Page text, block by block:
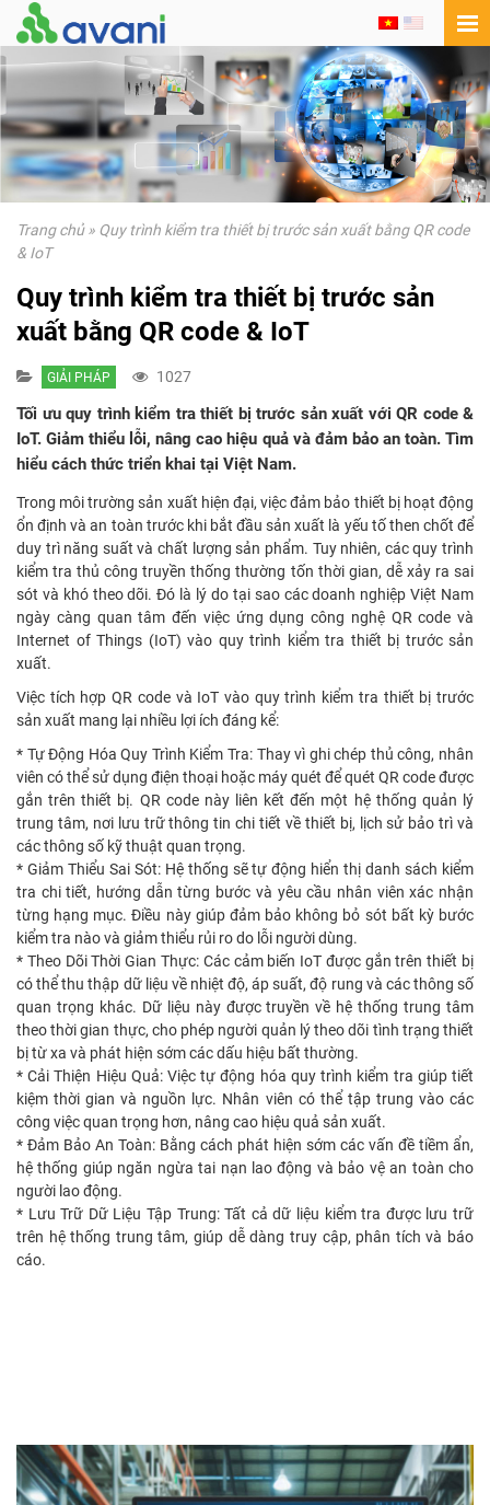
Trang chủ» Quy trình kiểm tra thiết bị trước sản xuất bằng QR code
& IoT
Quy trình kiểm tra thiết bị trước sản
xuất bằng QR code & IoT
GIẢI PHÁP 1027
Tối ưu quy trình kiểm tra thiết bị trước sản xuất với QR code &
IoT. Giảm thiểu lỗi, nâng cao hiệu quả và đảm bảo an toàn. Tìm
hiểu cách thức triển khai tại Việt Nam.
Trong môi trường sản xuất hiện đại, việc đảm bảo thiết bị hoạt động
ổn định và an toàn trước khi bắt đầu sản xuất là yếu tố then chốt để
duy trì năng suất và chất lượng sản phẩm. Tuy nhiên, các quy trình
kiểm tra thủ công truyền thống thường tốn thời gian, dễ xảy ra sai
sót và khó theo dõi. Đó là lý do tại sao các doanh nghiệp Việt Nam
ngày càng quan tâm đến việc ứng dụng công nghệ QR code và
Internet of Things (IoT) vào quy trình kiểm tra thiết bị trước sản
xuất.
Việc tích hợp QR code và IoT vào quy trình kiểm tra thiết bị trước
sản xuất mang lại nhiều lợi ích đáng kể:
* Tự Động Hóa Quy Trình Kiểm Tra: Thay vì ghi chép thủ công, nhân
viên có thể sử dụng điện thoại hoặc máy quét để quét QR code được
gắn trên thiết bị. QR code này liên kết đến một hệ thống quản lý
trung tâm, nơi lưu trữ thông tin chi tiết về thiết bị, lịch sử bảo trì và
các thông số kỹ thuật quan trọng.
* Giảm Thiểu Sai Sót: Hệ thống sẽ tự động hiển thị danh sách kiểm
tra chi tiết, hướng dẫn từng bước và yêu cầu nhân viên xác nhận
từng hạng mục. Điều này giúp đảm bảo không bỏ sót bất kỳ bước
kiểm tra nào và giảm thiểu rủi ro do lỗi người dùng.
* Theo Dõi Thời Gian Thực: Các cảm biến IoT được gắn trên thiết bị
có thể thu thập dữ liệu về nhiệt độ, áp suất, độ rung và các thông số
quan trọng khác. Dữ liệu này được truyền về hệ thống trung tâm
theo thời gian thực, cho phép người quản lý theo dõi tình trạng thiết
bị từ xa và phát hiện sớm các dấu hiệu bất thường.
* Cải Thiện Hiệu Quả: Việc tự động hóa quy trình kiểm tra giúp tiết
kiệm thời gian và nguồn lực. Nhân viên có thể tập trung vào các
công việc quan trọng hơn, nâng cao hiệu quả sản xuất.
* Đảm Bảo An Toàn: Bằng cách phát hiện sớm các vấn đề tiềm ẩn,
hệ thống giúp ngăn ngừa tai nạn lao động và bảo vệ an toàn cho
người lao động.
* Lưu Trữ Dữ Liệu Tập Trung: Tất cả dữ liệu kiểm tra được lưu trữ
trên hệ thống trung tâm, giúp dễ dàng truy cập, phân tích và báo
cáo.